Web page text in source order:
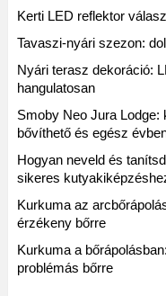
Kerti LED reflektor
Tavaszi-nyári szezon:
Nyári terasz dekoráció:
hangulatosan
Smoby Neo Jura
bővíthető és egész
Hogyan neveld és
sikeres
Kurkuma az
érzékeny bőrre
Kurkuma a
problémás bőrre